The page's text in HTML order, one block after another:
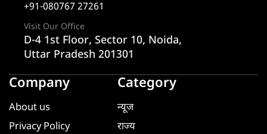
+91-080767 27261
Visit Our Office
D-4 1st Floor, Sector 10, Noida,
Uttar Pradesh 201301
Company
About us
Privacy Policy
Category
न्यूज
राज्य